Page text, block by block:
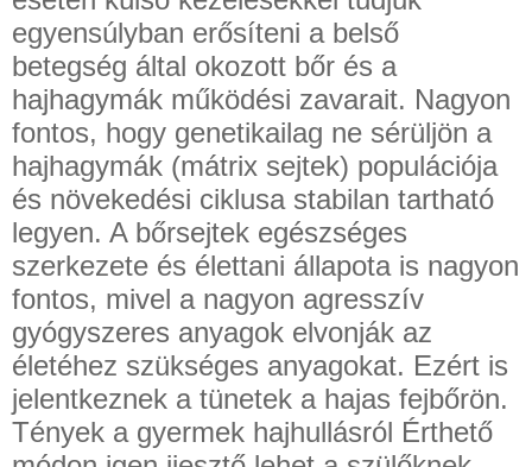
egyensúlyban erősíteni a belső
betegség által okozott bőr és a
hajhagymák működési zavarait. Nagyon
fontos, hogy genetikailag ne sérüljön a
hajhagymák (mátrix sejtek) populációja
és növekedési ciklusa stabilan tartható
legyen. A bőrsejtek egészséges
szerkezete és élettani állapota is nagyon
fontos, mivel a nagyon agresszív
gyógyszeres anyagok elvonják az
életéhez szükséges anyagokat. Ezért is
jelentkeznek a tünetek a hajas fejbőrön.
Tények a gyermek hajhullásról Érthető